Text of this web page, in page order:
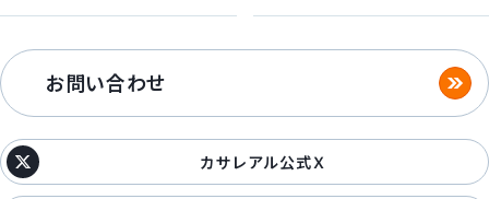
お問い合わせ
カサレアル公式Ｘ